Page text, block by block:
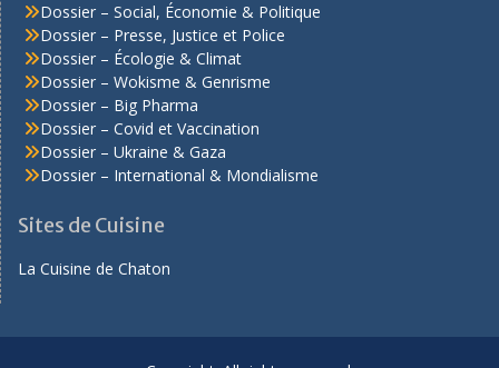
Dossier – Social, Économie & Politique
Dossier – Presse, Justice et Police
Dossier – Écologie & Climat
Dossier – Wokisme & Genrisme
Dossier – Big Pharma
Dossier – Covid et Vaccination
Dossier – Ukraine & Gaza
Dossier – International & Mondialisme
Sites de Cuisine
La Cuisine de Chaton